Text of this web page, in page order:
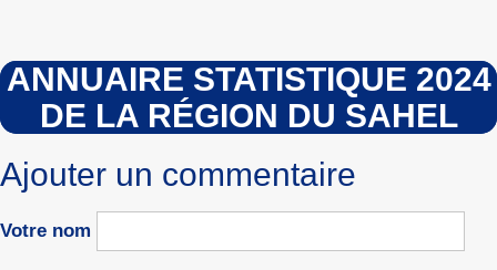
ANNUAIRE STATISTIQUE 2024
DE LA RÉGION DU SAHEL
Ajouter un commentaire
Votre nom